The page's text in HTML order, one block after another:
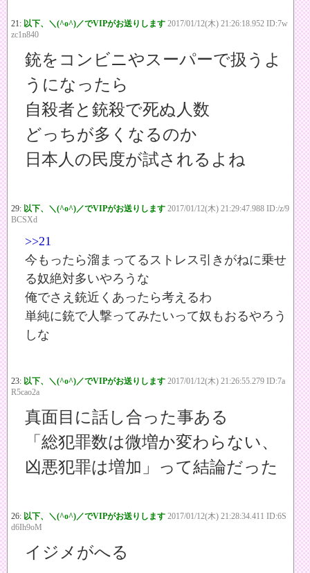
21: 以下、＼(^o^)／でVIPがお送りします 2017/01/12(木) 21:26:18.952 ID:7w
zc1n840
銃をコンビニやスーパーで扱うよ
うになったら
自殺者と銃殺で死ぬ人数
どっちが多くなるのか
日本人の民度が試されるよね
29: 以下、＼(^o^)／でVIPがお送りします 2017/01/12(木) 21:29:47.988 ID:/z/9
BCSXd
>>21
今もったら溜まってるストレス引きがねに乗せ
る奴絶対多いやろうな
俺でさえ銃近くあったら考えるわ
単純に銃で人撃ってみたいって奴もおるやろう
しな
23: 以下、＼(^o^)／でVIPがお送りします 2017/01/12(木) 21:26:55.279 ID:7a
R5cao2a
真面目に話し合った事ある
「総犯罪数は微増か変わらない、
凶悪犯罪は増加」って結論だった
26: 以下、＼(^o^)／でVIPがお送りします 2017/01/12(木) 21:28:34.411 ID:6S
d6Ih9oM
イジメがへる